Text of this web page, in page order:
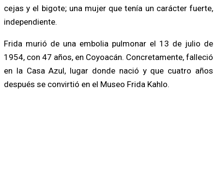
cejas y el bigote; una mujer que tenía un carácter fuerte,
independiente.
Frida murió de una embolia pulmonar el 13 de julio de
1954, con 47 años, en Coyoacán. Concretamente, falleció
en la Casa Azul, lugar donde nació y que cuatro años
después se convirtió en el Museo Frida Kahlo.